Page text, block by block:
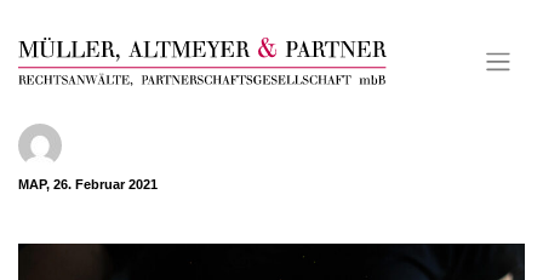
content
MAP, 26. Februar 2021